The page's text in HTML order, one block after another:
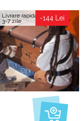
Livrare rapida
3-7 zile -144 Lei